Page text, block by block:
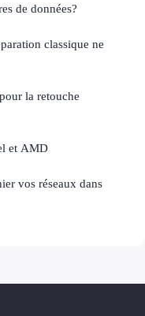
de données?
classique ne
la retouche
et AMD
vos réseaux dans